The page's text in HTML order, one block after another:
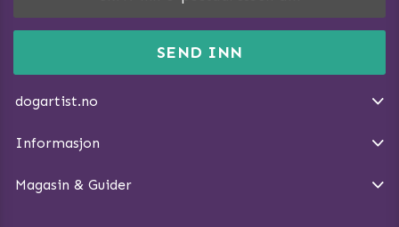
SEND INN
dogartist.no
Dogartist.no eies og driftes av Purefun Org. nr: 918582711
E-post: info@doggie.no
Informasjon
Angre avtalen
Magasin & Guider
Slik måler du din hund
Tren Nose Work hjemme